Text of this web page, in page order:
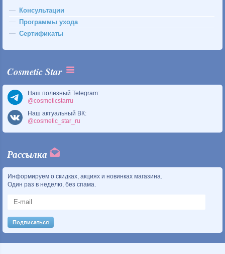
Консультации
Программы ухода
Сертификаты
Cosmetic Star
Наш полезный Telegram:
@cosmeticstarru
Наш актуальный ВК:
@cosmetic_star_ru
Рассылка
Информируем о скидках, акциях и новинках магазина.
Один раз в неделю, без спама.